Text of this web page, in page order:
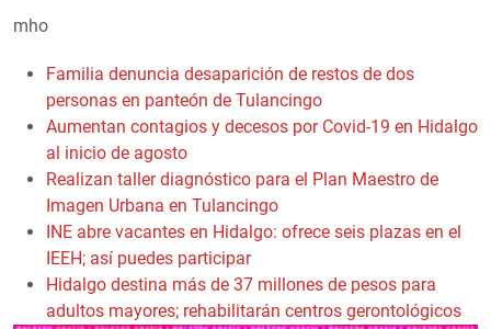
mho
Familia denuncia desaparición de restos de dos
personas en panteón de Tulancingo
Aumentan contagios y decesos por Covid-19 en Hidalgo
al inicio de agosto
Realizan taller diagnóstico para el Plan Maestro de
Imagen Urbana en Tulancingo
INE abre vacantes en Hidalgo: ofrece seis plazas en el
IEEH; así puedes participar
Hidalgo destina más de 37 millones de pesos para
adultos mayores; rehabilitarán centros gerontológicos